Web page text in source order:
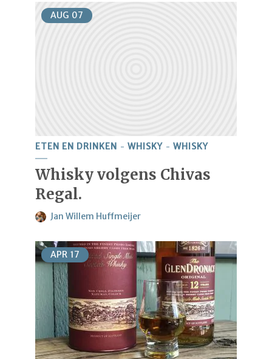
AUG 07
ETEN EN DRINKEN WHISKY WHISKY
Whisky volgens Chivas
Regal.
Jan Willem Huffmeijer
APR 17